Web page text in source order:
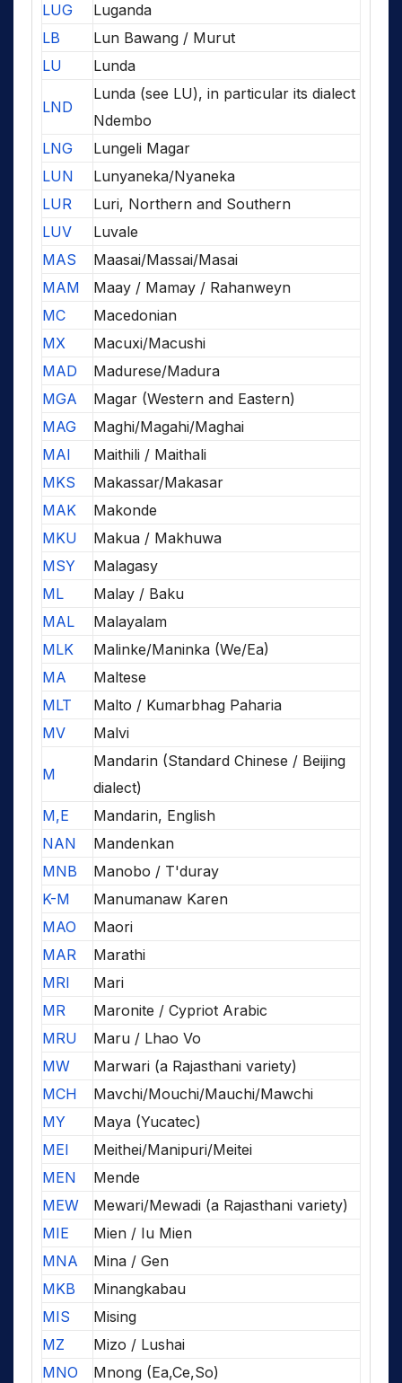
LUG
Luganda
LB
Lun Bawang / Murut
LU
Lunda
LND
Lunda (see LU), in particular its dialect
Ndembo
LNG
Lungeli Magar
LUN
Lunyaneka/Nyaneka
LUR
Luri, Northern and Southern
LUV
Luvale
MAS
Maasai/Massai/Masai
MAM
Maay / Mamay / Rahanweyn
MC
Macedonian
MX
Macuxi/Macushi
MAD
Madurese/Madura
MGA
Magar (Western and Eastern)
MAG
Maghi/Magahi/Maghai
MAI
Maithili / Maithali
MKS
Makassar/Makasar
MAK
Makonde
MKU
Makua / Makhuwa
MSY
Malagasy
ML
Malay / Baku
MAL
Malayalam
MLK
Malinke/Maninka (We/Ea)
MA
Maltese
MLT
Malto / Kumarbhag Paharia
MV
Malvi
M
Mandarin (Standard Chinese / Beijing
dialect)
M,E
Mandarin, English
NAN
Mandenkan
MNB
Manobo / T'duray
K-M
Manumanaw Karen
MAO
Maori
MAR
Marathi
MRI
Mari
MR
Maronite / Cypriot Arabic
MRU
Maru / Lhao Vo
MW
Marwari (a Rajasthani variety)
MCH
Mavchi/Mouchi/Mauchi/Mawchi
MY
Maya (Yucatec)
MEI
Meithei/Manipuri/Meitei
MEN
Mende
MEW
Mewari/Mewadi (a Rajasthani variety)
MIE
Mien / Iu Mien
MNA
Mina / Gen
MKB
Minangkabau
MIS
Mising
MZ
Mizo / Lushai
MNO
Mnong (Ea,Ce,So)